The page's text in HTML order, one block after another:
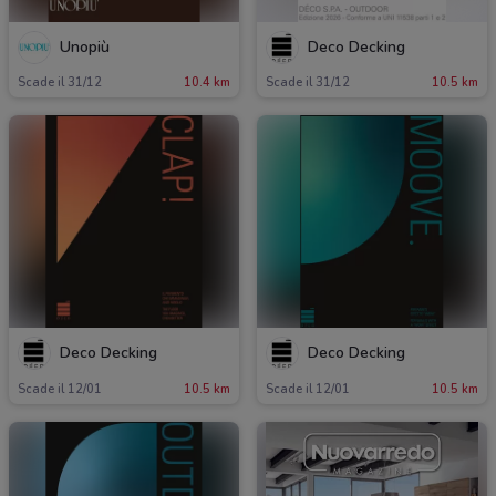
Unopiù
Scade il 31/12 10.4 km
Deco Decking
Scade il 31/12 10.5 km
Deco Decking
Scade il 12/01 10.5 km
Deco Decking
Scade il 12/01 10.5 km